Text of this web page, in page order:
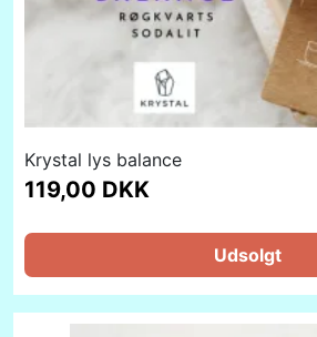
Krystal lys balance
119,00 DKK
Udsolgt